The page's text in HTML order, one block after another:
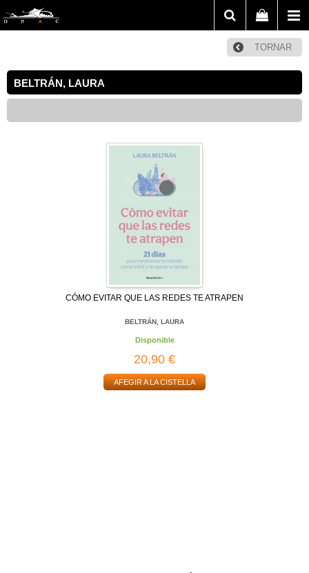
TORNAR
BELTRÁN, LAURA
CÓMO EVITAR QUE LAS REDES TE ATRAPEN
BELTRÁN, LAURA
Disponible
20,90 €
AFEGIR A LA CISTELLA